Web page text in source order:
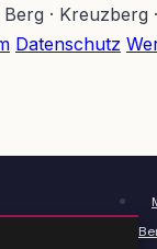
· Kreuzberg
Datenschutz